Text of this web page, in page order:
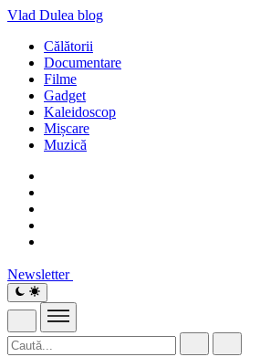
Vlad Dulea blog
Călătorii
Documentare
Filme
Gadget
Kaleidoscop
Mișcare
Muzică
Newsletter